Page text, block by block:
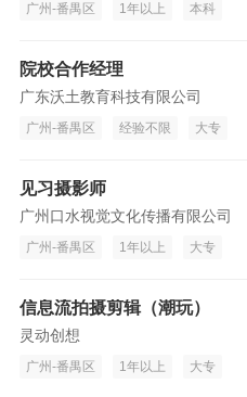
广州-番禺区 1年以上 本科
院校合作经理
广东沃土教育科技有限公司
广州-番禺区 经验不限 大专
见习摄影师
广州口水视觉文化传播有限公司
广州-番禺区 1年以上 大专
信息流拍摄剪辑（潮玩）
灵动创想
广州-番禺区 1年以上 大专